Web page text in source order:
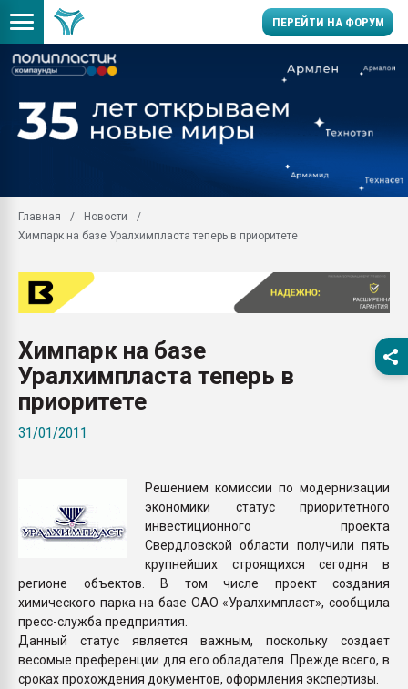
ПЕРЕЙТИ НА ФОРУМ
производство SPC
заводу пластмасс"
Подмосковье, Москва
28.07.2026
28.07.2026
ПЕРЕЙТИ НА
Главная
Новости
Химпарк на базе Уралхимпласта теперь в приоритете
Химпарк на базе
Уралхимпласта теперь в
приоритете
31/01/2011
Решением комиссии по модернизации
экономики статус приоритетного
инвестиционного проекта
Свердловской области получили пять
крупнейших строящихся сегодня в
регионе объектов. В том числе проект создания
химического парка на базе ОАО «Уралхимпласт», сообщила
пресс-служба предприятия.
Данный статус является важным, поскольку создает
весомые преференции для его обладателя. Прежде всего, в
сроках прохождения документов, оформления экспертизы.